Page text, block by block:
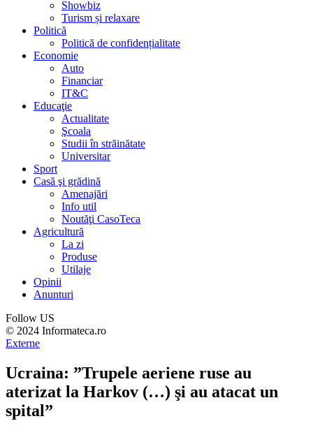
Showbiz
Turism și relaxare
Politică
Politică de confidențialitate
Economie
Auto
Financiar
IT&C
Educaţie
Actualitate
Şcoala
Studii în străinătate
Universitar
Sport
Casă şi grădină
Amenajări
Info util
Noutăţi CasoTeca
Agricultură
La zi
Produse
Utilaje
Opinii
Anunturi
Follow US
© 2024 Informateca.ro
Externe
Ucraina: ”Trupele aeriene ruse au
aterizat la Harkov (…) şi au atacat un
spital”